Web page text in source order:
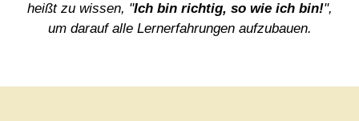
heißt zu wissen, "Ich bin richtig, so wie ich bin!",
um darauf alle Lernerfahrungen aufzubauen.